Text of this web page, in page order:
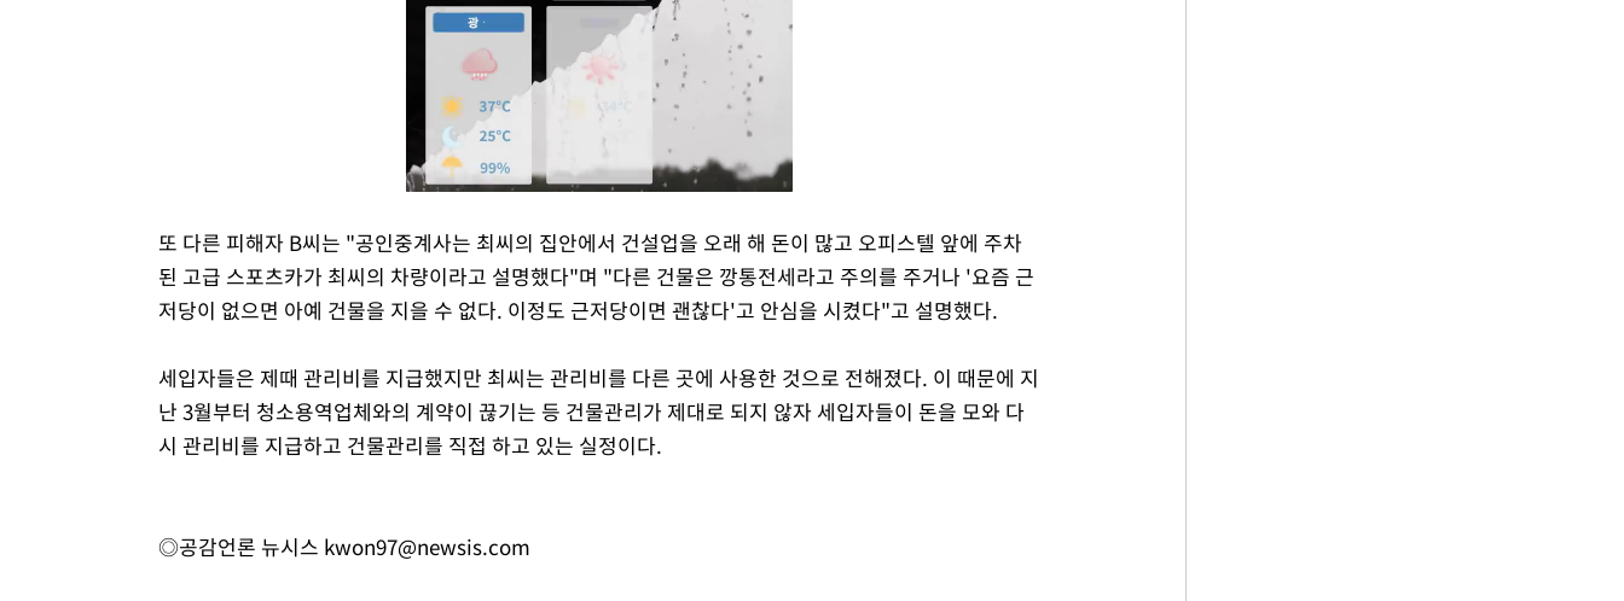
Mute
또 다른 피해자 B씨는 "공인중계사는 최씨의 집안에서 건설업을 오래 해 돈이 많고 오피스텔 앞에 주차
된 고급 스포츠카가 최씨의 차량이라고 설명했다"며 "다른 건물은 깡통전세라고 주의를 주거나 '요즘 근
저당이 없으면 아예 건물을 지을 수 없다. 이정도 근저당이면 괜찮다'고 안심을 시켰다"고 설명했다.
세입자들은 제때 관리비를 지급했지만 최씨는 관리비를 다른 곳에 사용한 것으로 전해졌다. 이 때문에 지
난 3월부터 청소용역업체와의 계약이 끊기는 등 건물관리가 제대로 되지 않자 세입자들이 돈을 모와 다
시 관리비를 지급하고 건물관리를 직접 하고 있는 실정이다.
◎공감언론 뉴시스 kwon97@newsis.com